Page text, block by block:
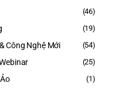
(46)
(19)
Công Nghệ Mới (54)
(25)
(1)